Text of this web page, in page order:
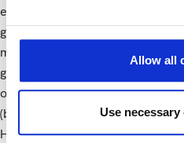
Allow all
Use
examen digitaal te kunnen
gebruiken die nodig is voor een
modulesoftware die binnen
gebruikt, draait op Windows.
ook dit besturingssysteem.
(bijvoorbeeld Apple of Chrome)
HAS green academy en de